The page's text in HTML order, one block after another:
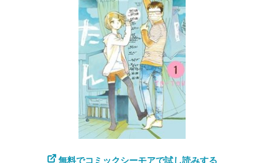
無料でコミックシーモアで試し読みする